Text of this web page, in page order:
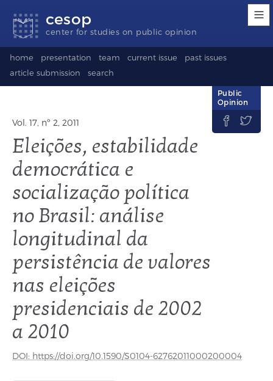
links
content
footer
selection
(Seletor
idioma)
cesop
center for studies on public opinion
home presentation team current issue
past issues
article submission
search
Vol. 17, nº 2, 2011
Eleições, estabilidade
democrática e
socialização política
no Brasil: análise
longitudinal da
persistência de valores
nas eleições
presidenciais de 2002
a 2010
DOI: https://doi.org/10.1590/S0104-62762011000200004
Public
Opinion
 